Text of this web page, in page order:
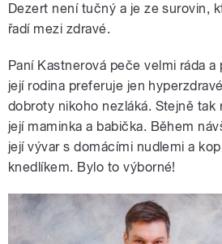
Dezert není tučný a je ze surovin,
řadí mezi zdravé.
Paní Kastnerová peče velmi ráda
její rodina preferuje jen
dobroty nikoho nezláká. Stejně tak
její maminka a babička. Během
její vývar s domácími nudlemi a
knedlíkem. Bylo to výborné!